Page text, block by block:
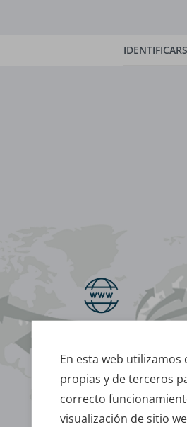
En esta web utilizamos
propias y de terceros
correcto
visualización de sitio
Confirmación
del pedido